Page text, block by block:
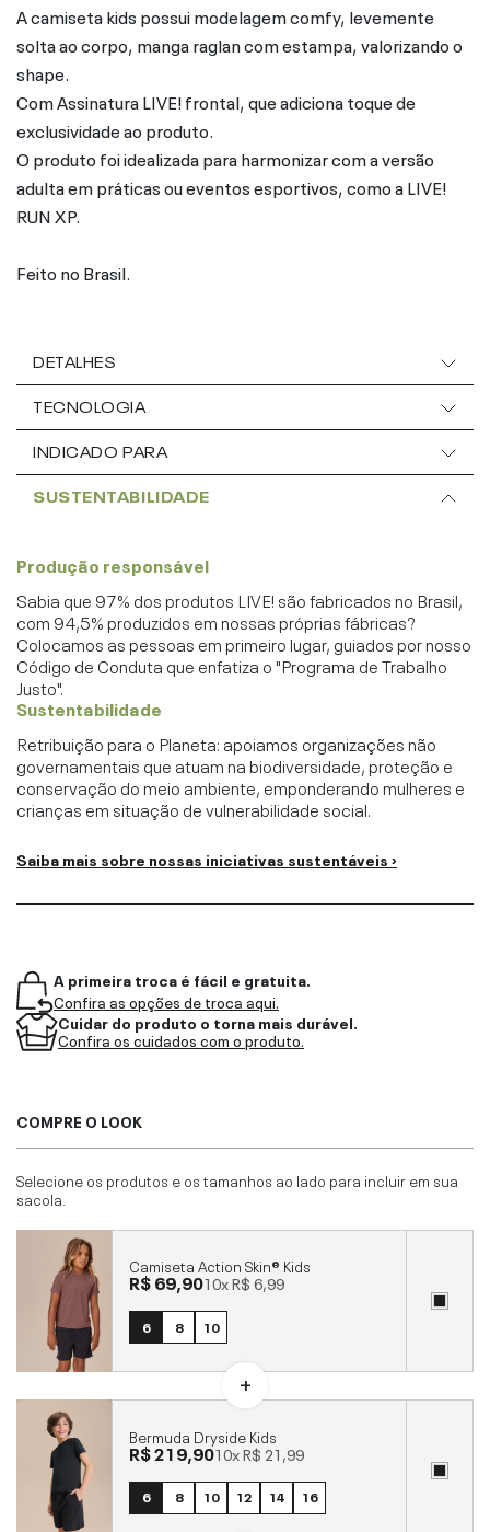
A camiseta kids possui modelagem comfy, levemente
solta ao corpo, manga raglan com estampa, valorizando o
shape.
Com Assinatura LIVE! frontal, que adiciona toque de
exclusividade ao produto.
O produto foi idealizada para harmonizar com a versão
adulta em práticas ou eventos esportivos, como a LIVE!
RUN XP.
Feito no Brasil.
DETALHES
TECNOLOGIA
INDICADO PARA
SUSTENTABILIDADE
Produção responsável
Sabia que 97% dos produtos LIVE! são fabricados no Brasil,
com 94,5% produzidos em nossas próprias fábricas?
Colocamos as pessoas em primeiro lugar, guiados por nosso
Código de Conduta que enfatiza o "Programa de Trabalho
Justo".
Sustentabilidade
Retribuição para o Planeta: apoiamos organizações não
governamentais que atuam na biodiversidade, proteção e
conservação do meio ambiente, emponderando mulheres e
crianças em situação de vulnerabilidade social.
Saiba mais sobre nossas iniciativas sustentáveis ›
A primeira troca é fácil e gratuita.
Confira as opções de troca aqui.
Cuidar do produto o torna mais durável.
Confira os cuidados com o produto.
COMPRE O LOOK
Selecione os produtos e os tamanhos ao lado para incluir em sua
sacola.
Camiseta Action Skin® Kids
R$ 69,9010xR$ 6,99
6 8 10
Bermuda Dryside Kids
R$ 219,9010xR$ 21,99
6 8 10 12 14 16